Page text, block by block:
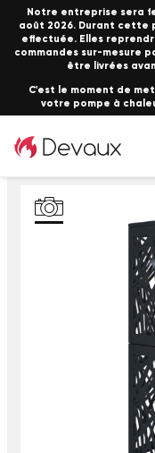
Notre entreprise sera
août 2026. Durant cette
effectuée. Elles
commandes sur-mesure
être livrées
C'est le moment de
votre pompe à
Cache-Clim sur-
DECO